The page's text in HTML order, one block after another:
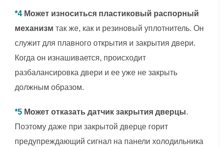
*4 Может износиться пластиковый распорный
механизм так же, как и резиновый уплотнитель. Он
служит для плавного открытия и закрытия двери.
Когда он изнашивается, происходит
разбалансировка двери и ее уже не закрыть
должным образом.
*5 Может отказать датчик закрытия дверцы.
Поэтому даже при закрытой дверце горит
предупреждающий сигнал на панели холодильника